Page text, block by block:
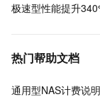
极速型性能提升
热门帮助文档
通用型NAS计费说明